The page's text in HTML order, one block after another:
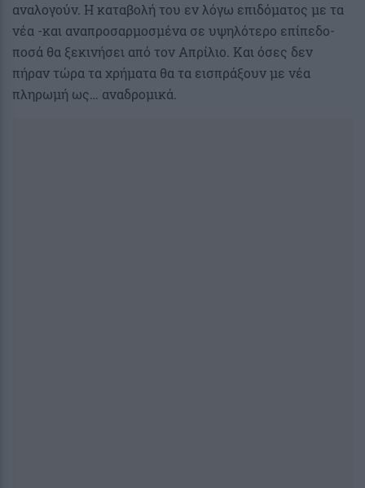
αναλογούν. Η καταβολή του εν λόγω επιδόματος με τα
νέα -και αναπροσαρμοσμένα σε υψηλότερο επίπεδο-
ποσά θα ξεκινήσει από τον Απρίλιο. Και όσες δεν
πήραν τώρα τα χρήματα θα τα εισπράξουν με νέα
πληρωμή ως… αναδρομικά.